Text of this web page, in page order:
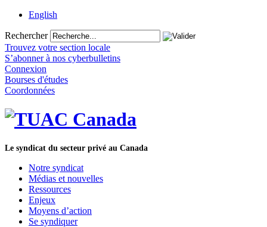
English
Rechercher
Trouvez votre section locale
S’abonner à nos cyberbulletins
Connexion
Bourses d'études
Coordonnées
Le syndicat du secteur privé au Canada
Notre syndicat
Médias et nouvelles
Ressources
Enjeux
Moyens d’action
Se syndiquer